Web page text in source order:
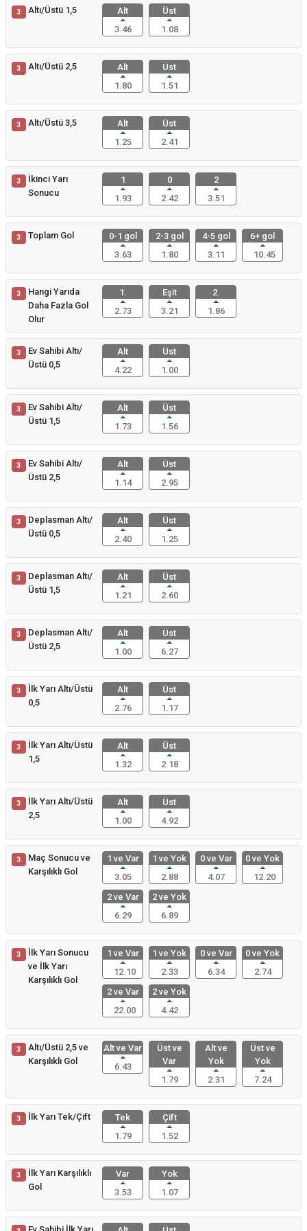
3 Altı/Üstü 1,5
Alt
3.46
Üst
1.08
3 Altı/Üstü 2,5
Alt
1.80
Üst
1.51
3 Altı/Üstü 3,5
Alt
1.25
Üst
2.41
3
İkinci Yarı
Sonucu
1
1.93
0
2.42
2
3.51
3 Toplam Gol
0-1 gol
3.63
2-3 gol
1.80
4-5 gol
3.11
6+ gol
10.45
3
Hangi Yarıda
Daha Fazla Gol
Olur
1.
2.73
Eşit
3.21
2.
1.86
3
Ev Sahibi Altı/
Üstü 0,5
Alt
4.22
Üst
1.00
3
Ev Sahibi Altı/
Üstü 1,5
Alt
1.73
Üst
1.56
3
Ev Sahibi Altı/
Üstü 2,5
Alt
1.14
Üst
2.95
3
Deplasman Altı/
Üstü 0,5
Alt
2.40
Üst
1.25
3
Deplasman Altı/
Üstü 1,5
Alt
1.21
Üst
2.60
3
Deplasman Altı/
Üstü 2,5
Alt
1.00
Üst
6.27
3
İlk Yarı Altı/Üstü
0,5
Alt
2.76
Üst
1.17
3
İlk Yarı Altı/Üstü
1,5
Alt
1.32
Üst
2.18
3
İlk Yarı Altı/Üstü
2,5
Alt
1.00
Üst
4.92
3
Maç Sonucu ve
Karşılıklı Gol
1 ve Var
3.05
1 ve Yok
2.88
0 ve Var
4.07
0 ve Yok
12.20
2 ve Var
6.29
2 ve Yok
6.89
3
İlk Yarı Sonucu
ve İlk Yarı
Karşılıklı Gol
1 ve Var
12.10
1 ve Yok
2.33
0 ve Var
6.34
0 ve Yok
2.74
2 ve Var
22.00
2 ve Yok
4.42
3
Altı/Üstü 2,5 ve
Karşılıklı Gol
Alt ve Var
6.43
Üst ve
Var
1.79
Alt ve
Yok
2.31
Üst ve
Yok
7.24
3 İlk Yarı Tek/Çift
Tek
1.79
Çift
1.52
3
İlk Yarı Karşılıklı
Gol
Var
3.53
Yok
1.07